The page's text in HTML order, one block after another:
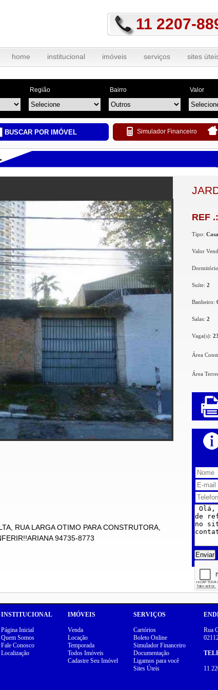
11 2207-
home institucional imóveis serviços sites
Região Bairro Valor
BUSCAR POR IMÓVEL Simulador Financeiro
RUA LARGA OTIMO PARA CONSTRUTORA,
94735-8773
REF
Tipo: Casa
Valor
Suíte: 2
Banheiro:
Salas: 2
Vaga(s): 23
Área
Área
Enviar
INSTITUCIONAL
Página Inicial
Quem Somos
Fale Conosco
Localização
IMÓVEIS
Venda
Locação
Temporada
Todos Imóveis
Cadastre Seu Imóvel
SERVIÇOS
Cartórios
Boleto Online
Simulador Financeiro
Documentação
Ligamos para você
Sites Úteis
Rua
11